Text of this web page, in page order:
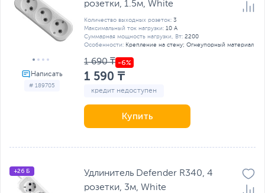
# 189705
розетки, 1.5м, White
Количество выходных розеток: 3
Максимальный ток нагрузки: 10 А
Суммарная мощность нагрузки, Вт: 2200
Особенности: Крепление на стену; Огнеупорный материал
1 690 ₸
1 590 ₸
кредит недоступен
Купить
+26 Б
Удлинитель Defender R340, 4
розетки, 3м, White